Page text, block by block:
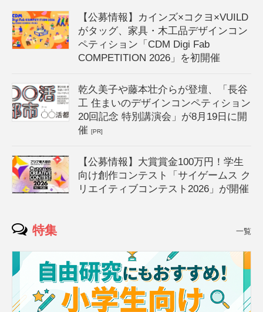
【公募情報】カインズ×コクヨ×VUILD
がタッグ、家具・木工品デザインコン
ペティション「CDM Digi Fab
COMPETITION 2026」を初開催
乾久美子や藤本壮介らが登壇、「長谷
工 住まいのデザインコンペティション
20回記念 特別講演会」が8月19日に開
催[PR]
【公募情報】大賞賞金100万円！学生
向け創作コンテスト「サイゲームス ク
リエイティブコンテスト2026」が開催
特集 一覧